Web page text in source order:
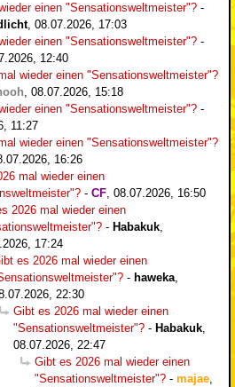
einen "Sensationsweltmeister"? -
, 08.07.2026, 17:03
einen "Sensationsweltmeister"? -
12:40
wieder einen "Sensationsweltmeister"?
08.07.2026, 15:18
einen "Sensationsweltmeister"? -
11:27
wieder einen "Sensationsweltmeister"?
16:26
mal wieder einen
- CF 08.07.2026, 16:50
2026 mal wieder einen
- Habakuk
17:24
es 2026 mal wieder einen
- haweka
22:30
Gibt es 2026 mal wieder einen
"Sensationsweltmeister"? - Habakuk
08.07.2026, 22:47
Gibt es 2026 mal wieder einen
"Sensationsweltmeister"? - majae